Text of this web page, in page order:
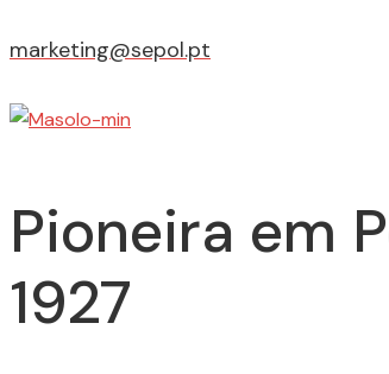
marketing@sepol.pt
Pioneira em
1927